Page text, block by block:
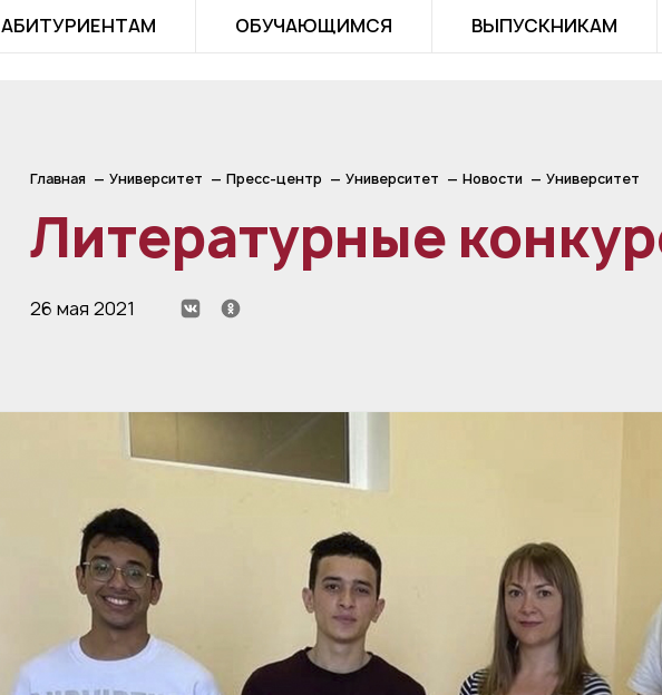
АБИТУРИЕНТАМ ОБУЧАЮЩИМСЯ ВЫПУСКНИКАМ
Главная Университет Пресс-центр Университет Новости Университет
Литературные
26 мая 2021